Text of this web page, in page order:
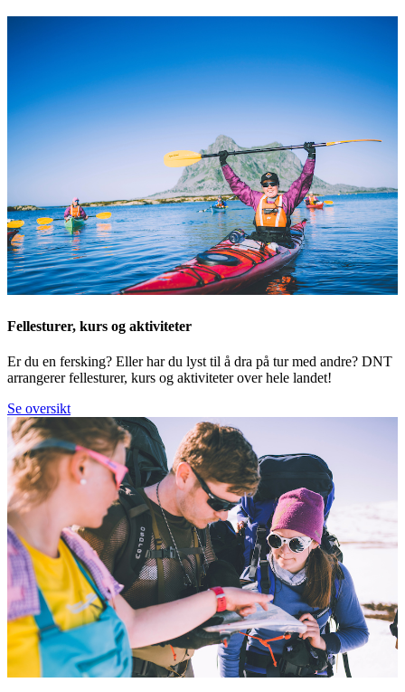
Fellesturer, kurs og aktiviteter
Er du en fersking? Eller har du lyst til å dra på tur med andre? DNT
arrangerer fellesturer, kurs og aktiviteter over hele landet!
Se oversikt